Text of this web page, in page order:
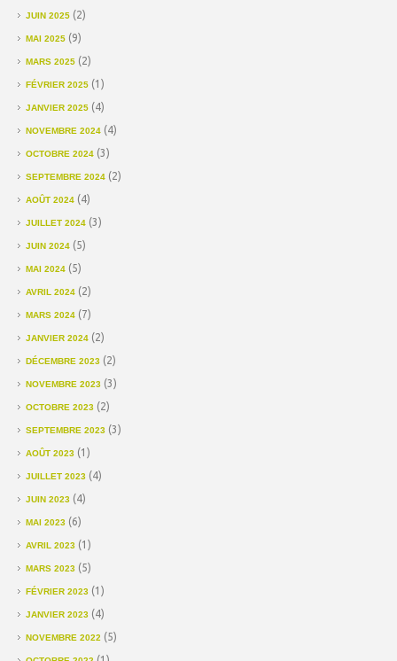
JUIN 2025 (2)
MAI 2025 (9)
MARS 2025 (2)
FÉVRIER 2025 (1)
JANVIER 2025 (4)
NOVEMBRE 2024 (4)
OCTOBRE 2024 (3)
SEPTEMBRE 2024 (2)
AOÛT 2024 (4)
JUILLET 2024 (3)
JUIN 2024 (5)
MAI 2024 (5)
AVRIL 2024 (2)
MARS 2024 (7)
JANVIER 2024 (2)
DÉCEMBRE 2023 (2)
NOVEMBRE 2023 (3)
OCTOBRE 2023 (2)
SEPTEMBRE 2023 (3)
AOÛT 2023 (1)
JUILLET 2023 (4)
JUIN 2023 (4)
MAI 2023 (6)
AVRIL 2023 (1)
MARS 2023 (5)
FÉVRIER 2023 (1)
JANVIER 2023 (4)
NOVEMBRE 2022 (5)